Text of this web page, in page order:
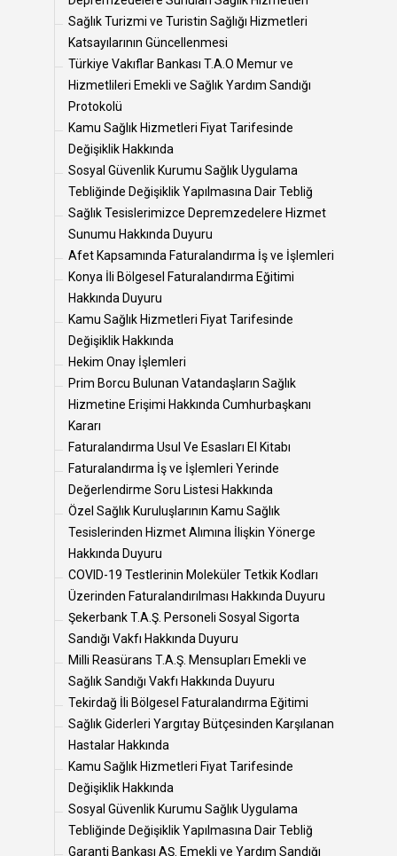
Sağlık Turizmi ve Turistin Sağlığı Hizmetleri
Katsayılarının Güncellenmesi
Türkiye Vakıflar Bankası T.A.O Memur ve
Hizmetlileri Emekli ve Sağlık Yardım Sandığı
Protokolü
Kamu Sağlık Hizmetleri Fiyat Tarifesinde
Değişiklik Hakkında
Sosyal Güvenlik Kurumu Sağlık Uygulama
Tebliğinde Değişiklik Yapılmasına Dair Tebliğ
Sağlık Tesislerimizce Depremzedelere Hizmet
Sunumu Hakkında Duyuru
Afet Kapsamında Faturalandırma İş ve İşlemleri
Konya İli Bölgesel Faturalandırma Eğitimi
Hakkında Duyuru
Kamu Sağlık Hizmetleri Fiyat Tarifesinde
Değişiklik Hakkında
Hekim Onay İşlemleri
Prim Borcu Bulunan Vatandaşların Sağlık
Hizmetine Erişimi Hakkında Cumhurbaşkanı
Kararı
Faturalandırma Usul Ve Esasları El Kitabı
Faturalandırma İş ve İşlemleri Yerinde
Değerlendirme Soru Listesi Hakkında
Özel Sağlık Kuruluşlarının Kamu Sağlık
Tesislerinden Hizmet Alımına İlişkin Yönerge
Hakkında Duyuru
COVID-19 Testlerinin Moleküler Tetkik Kodları
Üzerinden Faturalandırılması Hakkında Duyuru
Şekerbank T.A.Ş. Personeli Sosyal Sigorta
Sandığı Vakfı Hakkında Duyuru
Milli Reasürans T.A.Ş. Mensupları Emekli ve
Sağlık Sandığı Vakfı Hakkında Duyuru
Tekirdağ İli Bölgesel Faturalandırma Eğitimi
Sağlık Giderleri Yargıtay Bütçesinden Karşılanan
Hastalar Hakkında
Kamu Sağlık Hizmetleri Fiyat Tarifesinde
Değişiklik Hakkında
Sosyal Güvenlik Kurumu Sağlık Uygulama
Tebliğinde Değişiklik Yapılmasına Dair Tebliğ
Garanti Bankası AŞ. Emekli ve Yardım Sandığı